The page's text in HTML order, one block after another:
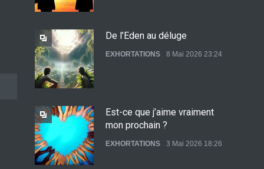
De l’Eden au déluge
EXHORTATIONS 8 Mai 2026 23:24
Est-ce que j’aime vraiment
mon prochain ?
EXHORTATIONS 3 Mai 2026 18:26